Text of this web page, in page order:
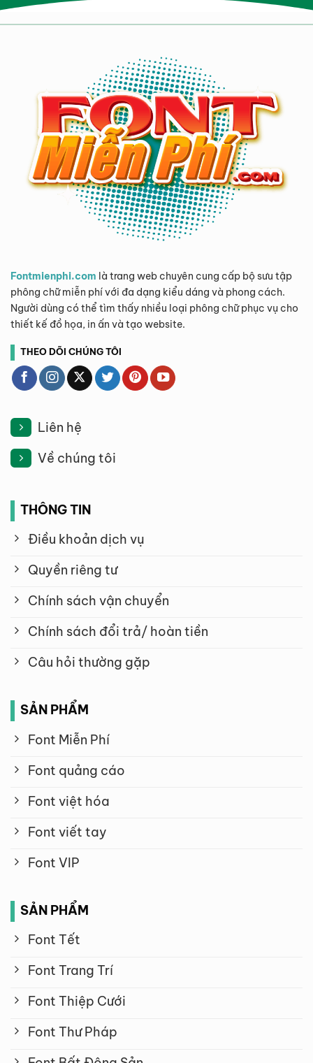
Fontmienphi.com là trang web chuyên cung cấp bộ sưu tập
phông chữ miễn phí với đa dạng kiểu dáng và phong cách.
Người dùng có thể tìm thấy nhiều loại phông chữ phục vụ cho
thiết kế đồ họa, in ấn và tạo website.
THEO DÕI CHÚNG TÔI
Liên hệ
Về chúng tôi
THÔNG TIN
Điều khoản dịch vụ
Quyền riêng tư
Chính sách vận chuyển
Chính sách đổi trả/ hoàn tiền
Câu hỏi thường gặp
SẢN PHẨM
Font Miễn Phí
Font quảng cáo
Font việt hóa
Font viết tay
Font VIP
SẢN PHẨM
Font Tết
Font Trang Trí
Font Thiệp Cưới
Font Thư Pháp